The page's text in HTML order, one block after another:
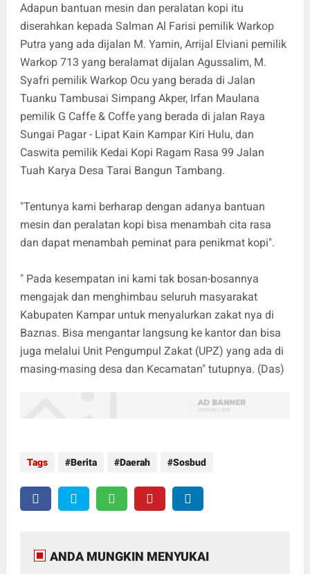
Adapun bantuan mesin dan peralatan kopi itu
diserahkan kepada Salman Al Farisi pemilik Warkop
Putra yang ada dijalan M. Yamin, Arrijal Elviani pemilik
Warkop 713 yang beralamat dijalan Agussalim, M.
Syafri pemilik Warkop Ocu yang berada di Jalan
Tuanku Tambusai Simpang Akper, Irfan Maulana
pemilik G Caffe & Coffe yang berada di jalan Raya
Sungai Pagar - Lipat Kain Kampar Kiri Hulu, dan
Caswita pemilik Kedai Kopi Ragam Rasa 99 Jalan
Tuah Karya Desa Tarai Bangun Tambang.
"Tentunya kami berharap dengan adanya bantuan
mesin dan peralatan kopi bisa menambah cita rasa
dan dapat menambah peminat para penikmat kopi".
" Pada kesempatan ini kami tak bosan-bosannya
mengajak dan menghimbau seluruh masyarakat
Kabupaten Kampar untuk menyalurkan zakat nya di
Baznas. Bisa mengantar langsung ke kantor dan bisa
juga melalui Unit Pengumpul Zakat (UPZ) yang ada di
masing-masing desa dan Kecamatan" tutupnya. (Das)
Tags Berita Daerah Sosbud
ANDA MUNGKIN MENYUKAI